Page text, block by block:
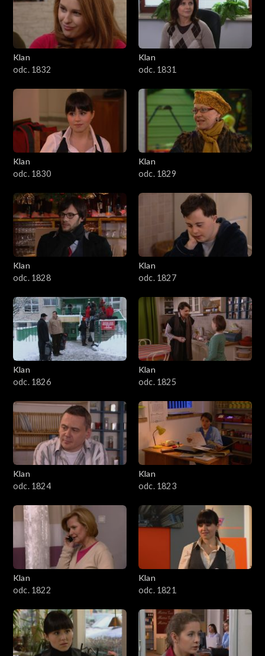
Klan
odc. 1832
Klan
odc. 1831
Klan
odc. 1830
Klan
odc. 1829
Klan
odc. 1828
Klan
odc. 1827
Klan
odc. 1826
Klan
odc. 1825
Klan
odc. 1824
Klan
odc. 1823
Klan
odc. 1822
Klan
odc. 1821